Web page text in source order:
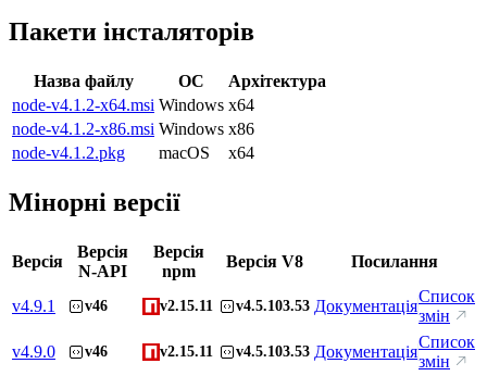
Пакети інсталяторів
Назва файлу ОС
Архітектура
node-v4.1.2-x64.msi Windows x64
node-v4.1.2-x86.msi Windows x86
node-v4.1.2.pkg
macOS x64
Мінорні версії
Версія
Версія
N-API
Версія
npm
Версія V8 Посилання
v4.9.1 v46 v2.15.11 v4.5.103.53 Документація
Список
змін
v4.9.0 v46 v2.15.11 v4.5.103.53 Документація
Список
змін